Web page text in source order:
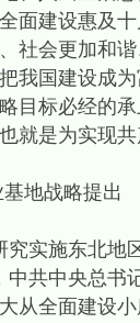
面建设惠及
社会更加和
我国建设成
目标必经的
就是为实现
地战略提出
实施东北地
中共中央总
从全面建设